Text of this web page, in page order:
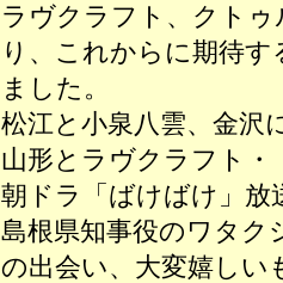
ラヴクラフト、クト
り、これからに期待
ました。
松江と小泉八雲、金沢
山形とラヴクラフト
朝ドラ「ばけばけ」放
島根県知事役のワタク
の出会い、大変嬉し